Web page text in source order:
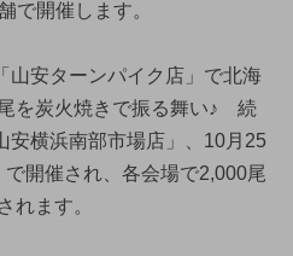
で開催します。
山安ターンパイク店」で北海
を炭火焼きで振る舞い♪ 続
安横浜南部市場店」、10月25
開催され、各会場で2,000尾
れます。